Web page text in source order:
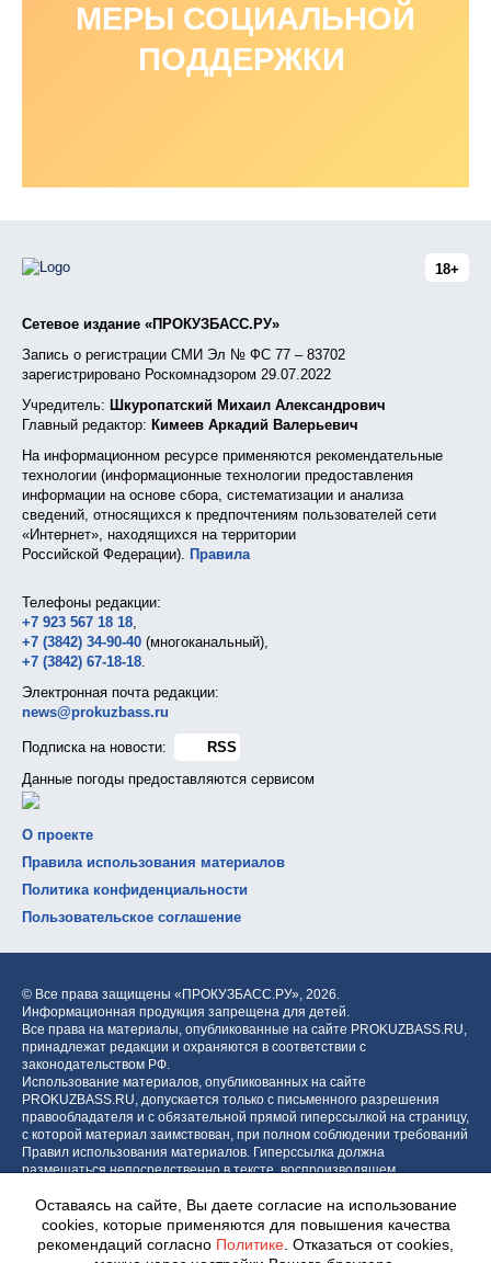
МЕРЫ СОЦИАЛЬНОЙ
ПОДДЕРЖКИ
18+
Сетевое издание «ПРОКУЗБАСС.РУ»
Запись о регистрации СМИ Эл № ФС 77 – 83702
зарегистрировано Роскомнадзором 29.07.2022
Учредитель: Шкуропатский Михаил Александрович
Главный редактор: Кимеев Аркадий Валерьевич
На информационном ресурсе применяются рекомендательные
технологии (информационные технологии предоставления
информации на основе сбора, систематизации и анализа
сведений, относящихся к предпочтениям пользователей сети
«Интернет», находящихся на территории
Российской Федерации). Правила
Телефоны редакции:
+7 923 567 18 18,
+7 (3842) 34-90-40 (многоканальный),
+7 (3842) 67-18-18.
Электронная почта редакции:
news@prokuzbass.ru
Подписка на новости:
RSS
Данные погоды предоставляются сервисом
О проекте
Правила использования материалов
Политика конфиденциальности
Пользовательское соглашение
© Все права защищены «ПРОКУЗБАСС.РУ», 2026.
Информационная продукция запрещена для детей.
Все права на материалы, опубликованные на сайте PROKUZBASS.RU,
принадлежат редакции и охраняются в соответствии с
законодательством РФ.
Использование материалов, опубликованных на сайте
PROKUZBASS.RU, допускается только с письменного разрешения
правообладателя и с обязательной прямой гиперссылкой на страницу,
с которой материал заимствован, при полном соблюдении требований
Правил использования материалов. Гиперссылка должна
размещаться непосредственно в тексте, воспроизводящем
блока.
Оставаясь на сайте, Вы даете согласие на использование
cookies, которые применяются для повышения качества
рекомендаций согласно Политике . Отказаться от cookies,